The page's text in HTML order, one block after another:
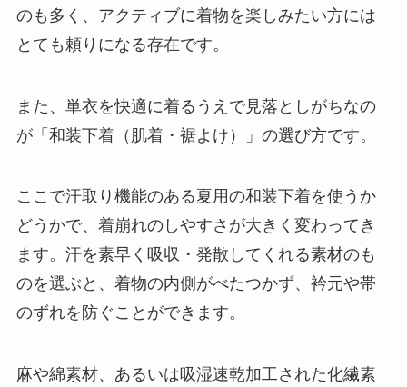
のも多く、アクティブに着物を楽しみたい方には
とても頼りになる存在です。
また、単衣を快適に着るうえで見落としがちなの
が「和装下着（肌着・裾よけ）」の選び方です。
ここで汗取り機能のある夏用の和装下着を使うか
どうかで、着崩れのしやすさが大きく変わってき
ます。汗を素早く吸収・発散してくれる素材のも
のを選ぶと、着物の内側がべたつかず、衿元や帯
のずれを防ぐことができます。
麻や綿素材、あるいは吸湿速乾加工された化繊素